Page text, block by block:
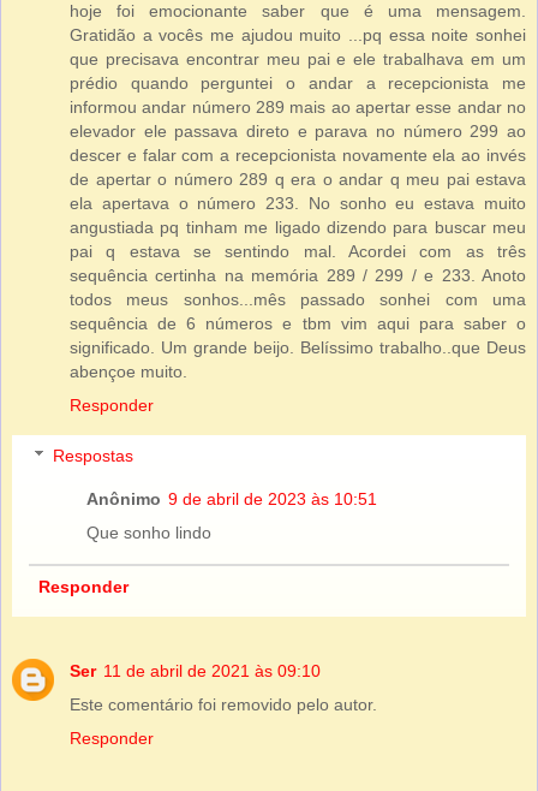
hoje foi emocionante saber que é uma mensagem.
Gratidão a vocês me ajudou muito ...pq essa noite sonhei
que precisava encontrar meu pai e ele trabalhava em um
prédio quando perguntei o andar a recepcionista me
informou andar número 289 mais ao apertar esse andar no
elevador ele passava direto e parava no número 299 ao
descer e falar com a recepcionista novamente ela ao invés
de apertar o número 289 q era o andar q meu pai estava
ela apertava o número 233. No sonho eu estava muito
angustiada pq tinham me ligado dizendo para buscar meu
pai q estava se sentindo mal. Acordei com as três
sequência certinha na memória 289 / 299 / e 233. Anoto
todos meus sonhos...mês passado sonhei com uma
sequência de 6 números e tbm vim aqui para saber o
significado. Um grande beijo. Belíssimo trabalho..que Deus
abençoe muito.
Responder
Respostas
Anônimo 9 de abril de 2023 às 10:51
Que sonho lindo
Responder
Ser 11 de abril de 2021 às 09:10
Este comentário foi removido pelo autor.
Responder